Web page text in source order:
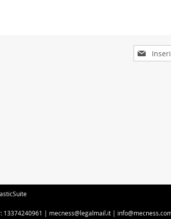
Iscriviti
alla
13374240961 | mecness@legalmail.it |